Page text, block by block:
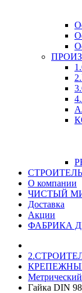
О компании
ЧИСТЫЙ
Доставка
Акции
ФАБРИКА
Гайка DIN